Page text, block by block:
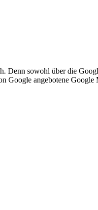
sowohl über die
Google angebotene